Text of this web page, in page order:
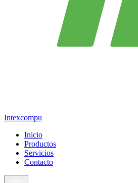
Intexcompu
Inicio
Productos
Servicios
Contacto